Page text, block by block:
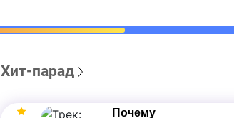
Хит-парад
Почему